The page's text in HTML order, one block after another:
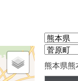
熊本県熊